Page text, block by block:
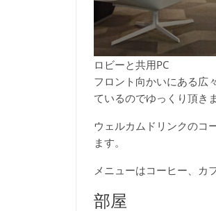
ロビーと共用PC
フロント向かいにある広
ているのでゆっくり頂き
ウェルカムドリンクのコ
ます。
メニューはコーヒー、カ
部屋